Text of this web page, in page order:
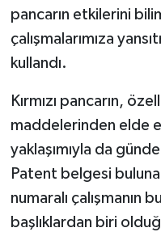
pancarın etkilerini
çalışmalarımıza
kullandı.
Kırmızı pancarın,
maddelerinden elde
yaklaşımıyla da
Patent belgesi
numaralı çalışmanın
başlıklardan biri